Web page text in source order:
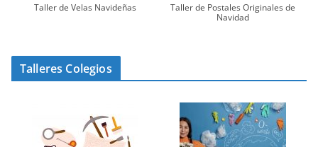
Taller de Velas Navideñas
Taller de Postales Originales de
Navidad
Talleres Colegios